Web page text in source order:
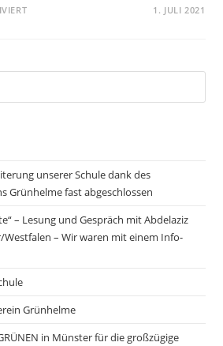
1. JULI 2021
unserer Schule dank des
Grünhelme fast abgeschlossen
– Lesung und Gespräch mit Abdelaziz
Westfalen – Wir waren mit einem Info-
Grünhelme
in Münster für die großzügige